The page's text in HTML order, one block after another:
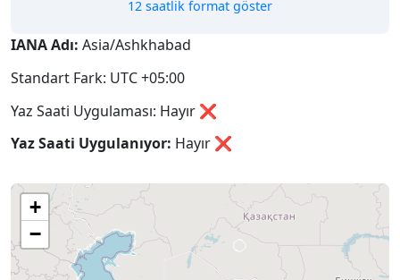
12 saatlik format göster
IANA Adı: Asia/Ashkhabad
Standart Fark: UTC +05:00
Yaz Saati Uygulaması: Hayır ❌
Yaz Saati Uygulanıyor: Hayır ❌
+
−